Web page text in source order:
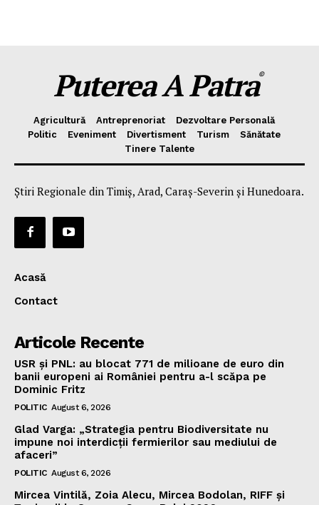
Puterea A Patra©
Agricultură Antreprenoriat
Dezvoltare Personală
Politic
Eveniment Divertisment Turism
Sănătate
Tinere Talente
Știri Regionale din Timiș, Arad, Caraș-Severin și Hunedoara.
Acasă
Contact
Articole Recente
USR și PNL: au blocat 771 de milioane de euro din
banii europeni ai României pentru a-l scăpa pe
Dominic Fritz
POLITIC August 6, 2026
Glad Varga: „Strategia pentru Biodiversitate nu
impune noi interdicții fermierilor sau mediului de
afaceri”
POLITIC August 6, 2026
Mircea Vintilă, Zoia Alecu, Mircea Bodolan, RIFF și